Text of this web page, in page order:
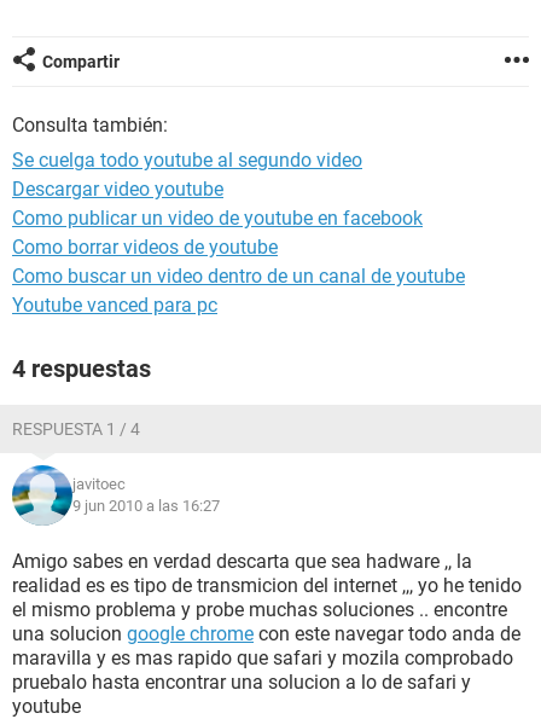
Compartir
Consulta también:
Se cuelga todo youtube al segundo video
Descargar video youtube
Como publicar un video de youtube en facebook
Como borrar videos de youtube
Como buscar un video dentro de un canal de youtube
Youtube vanced para pc
4 respuestas
RESPUESTA 1 / 4
javitoec
9 jun 2010 a las 16:27
Amigo sabes en verdad descarta que sea hadware ,, la
realidad es es tipo de transmicion del internet ,,, yo he tenido
el mismo problema y probe muchas soluciones .. encontre
una solucion google chrome con este navegar todo anda de
maravilla y es mas rapido que safari y mozila comprobado
pruebalo hasta encontrar una solucion a lo de safari y
youtube